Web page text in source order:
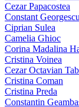
Cezar Papacostea
Constant Georgescu
Ciprian Sulea
Camelia Ghioc
Corina Madalina
Cristina Voinea
Cezar Octavian
Cristina Coman
Cristina Preda
Constantin